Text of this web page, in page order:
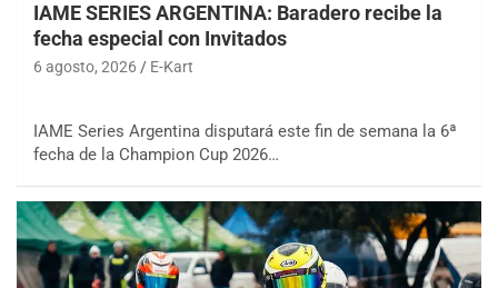
IAME SERIES ARGENTINA: Baradero recibe la
fecha especial con Invitados
6 agosto, 2026 E-Kart
IAME Series Argentina disputará este fin de semana la 6ª
fecha de la Champion Cup 2026…